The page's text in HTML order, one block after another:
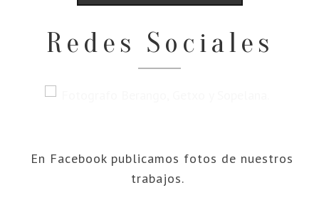
Redes Sociales
En Facebook publicamos fotos de nuestros
trabajos.